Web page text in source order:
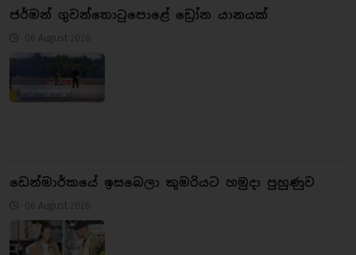
ජර්මන් ගුවන්තොටුපොළේ ඩ්‍රෝන යානයක්
06 August 2026
ඩෙන්මාර්කයේ ඉසබෙලා කුමරියට හමුදා පුහුණුව
06 August 2026